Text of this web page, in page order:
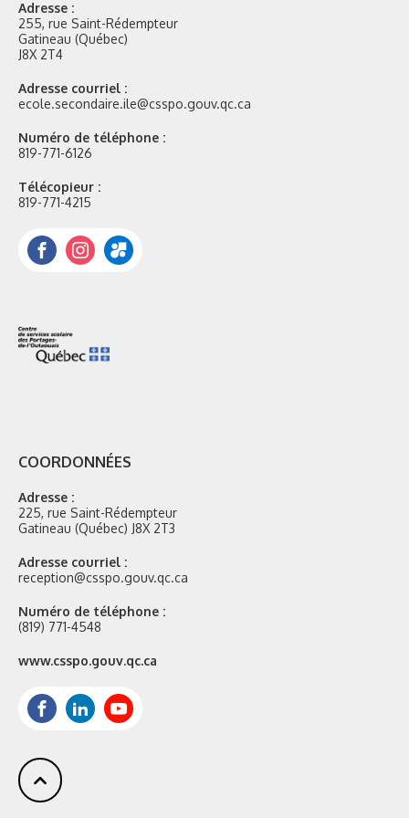
Adresse :
255, rue Saint-Rédempteur
Gatineau (Québec)
J8X 2T4
Adresse courriel :
ecole.secondaire.ile@csspo.gouv.qc.ca
Numéro de téléphone :
819-771-6126
Télécopieur :
819-771-4215
FacebookInstagram
Portail
Mozaik
COORDONNÉES
Adresse :
225, rue Saint-Rédempteur
Gatineau (Québec) J8X 2T3
Adresse courriel :
reception@csspo.gouv.qc.ca
Numéro de téléphone :
(819) 771-4548
Site
www.csspo.gouv.qc.ca
FacebookLinkedInYoutube